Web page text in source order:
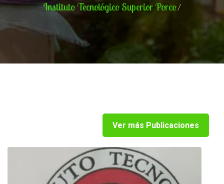
Instituto Tecnológico Superior Porco
Ver más Publicaciones